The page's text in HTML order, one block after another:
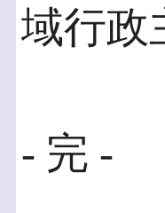
域行政
- 完 -